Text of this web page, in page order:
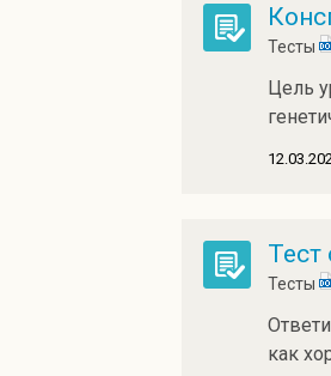
Тесты
Цель
Тест
Тесты
как